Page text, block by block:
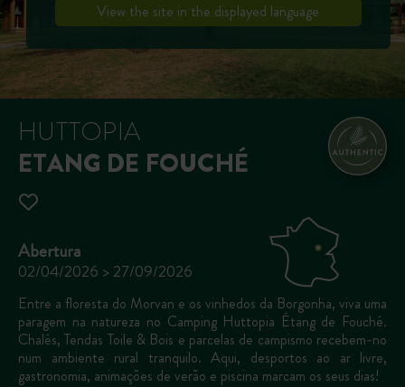
HUTTOPIA
ETANG DE FOUCHÉ
Abertura
02/04/2026 > 27/09/2026
Entre a floresta do Morvan e os vinhedos da Borgonha, viva uma
paragem na natureza no Camping Huttopia Étang de Fouché.
Chalés, Tendas Toile & Bois e parcelas de campismo recebem-no
num ambiente rural tranquilo. Aqui, desportos ao ar livre,
gastronomia, animações de verão e piscina marcam os seus dias!
View the site in the displayed language